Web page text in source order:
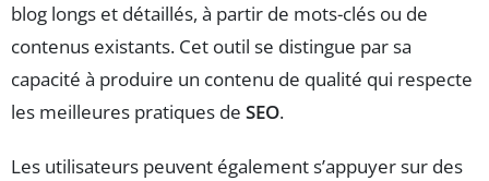
blog longs et détaillés, à partir de mots-clés ou de
contenus existants. Cet outil se distingue par sa
capacité à produire un contenu de qualité qui respecte
les meilleures pratiques de SEO.
Les utilisateurs peuvent également s’appuyer sur des